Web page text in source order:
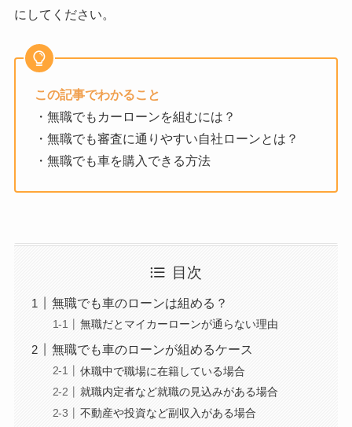
にしてください。
この記事でわかること
・無職でもカーローンを組むには？
・無職でも審査に通りやすい自社ローンとは？
・無職でも車を購入できる方法
目次
無職でも車のローンは組める？
無職だとマイカーローンが通らない理由
無職でも車のローンが組めるケース
休職中で職場に在籍している場合
就職内定者など就職の見込みがある場合
不動産や投資など副収入がある場合